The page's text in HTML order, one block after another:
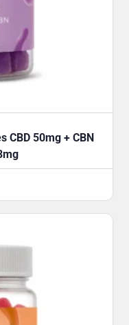
CBD 50mg + CBN